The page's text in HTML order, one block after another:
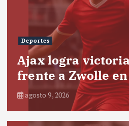
Deportes
Ajax logra
frente a Zwolle
agosto 9, 2026